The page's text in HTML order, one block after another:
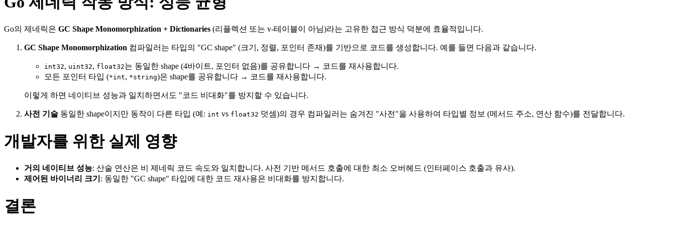
Go의 제네릭은 GC Shape Monomorphization + Dictionaries (리플렉션 또는 v-테이블이 아님)라는 고유한 접근 방식 덕분에 효율적입니다.
GC Shape Monomorphization 컴파일러는 타입의 "GC shape" (크기, 정렬, 포인터 존재)를 기반으로 코드를 생성합니다. 예를 들면 다음과 같습니다.
int32, uint32, float32는 동일한 shape (4바이트, 포인터 없음)를 공유합니다 → 코드를 재사용합니다.
모든 포인터 타입 (*int, *string)은 shape를 공유합니다 → 코드를 재사용합니다.
이렇게 하면 네이티브 성능과 일치하면서도 "코드 비대화"를 방지할 수 있습니다.
사전 기술 동일한 shape이지만 동작이 다른 타입 (예: int vs float32 덧셈)의 경우 컴파일러는 숨겨진 "사전"을 사용하여 타입별 정보 (메서드 주소, 연산 함수)를 전달합니다.
개발자를 위한 실제 영향
거의 네이티브 성능: 산술 연산은 비 제네릭 코드 속도와 일치합니다. 사전 기반 메서드 호출에 대한 최소 오버헤드 (인터페이스 호출과 유사).
제어된 바이너리 크기 : 동일한 "GC shape" 타입에 대한 코드 재사용은 비대화를 방지합니다.
결론